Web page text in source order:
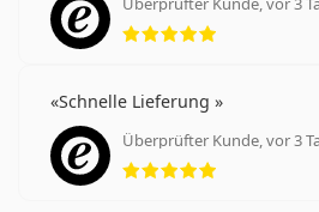
Bewertung
Schnelle Lieferung
Überprüfter Kunde, vor 3
Bewertung